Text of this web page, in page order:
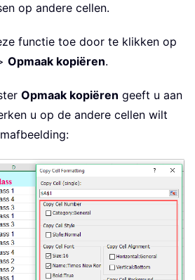
op andere cellen.
functie toe door te klikken op
Opmaak kopiëren.
Opmaak kopiëren geeft u aan
u op de andere cellen wilt